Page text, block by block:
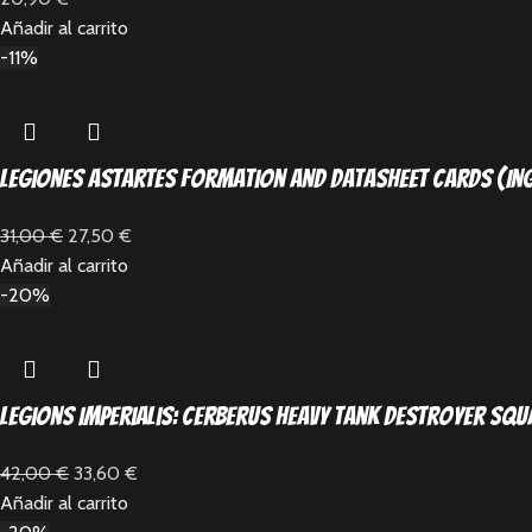
Añadir al carrito
-11%
Legiones Astartes Formation and Datasheet Cards
31,00€ 27,50 €
Añadir al carrito
-20%
Legions Imperialis: Cerberus Heavy Tank Destroyer
42,00€ 33,60 €
Añadir al carrito